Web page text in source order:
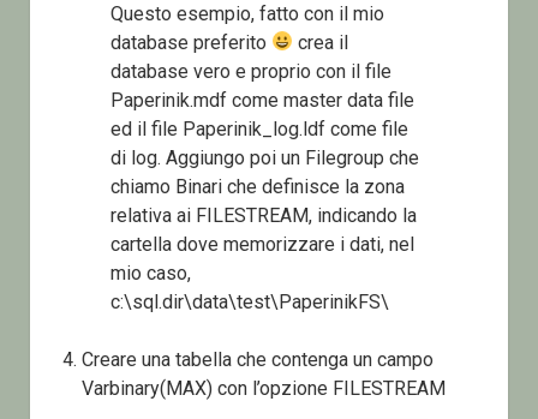
Questo esempio, fatto con il mio
database preferito
crea il
database vero e proprio con il file
Paperinik.mdf come master data file
ed il file Paperinik_log.ldf come file
di log. Aggiungo poi un Filegroup che
chiamo Binari che definisce la zona
relativa ai FILESTREAM, indicando la
cartella dove memorizzare i dati, nel
mio caso,
c:\sql.dir\data\test\PaperinikFS\
Creare una tabella che contenga un campo
Varbinary(MAX) con l’opzione FILESTREAM